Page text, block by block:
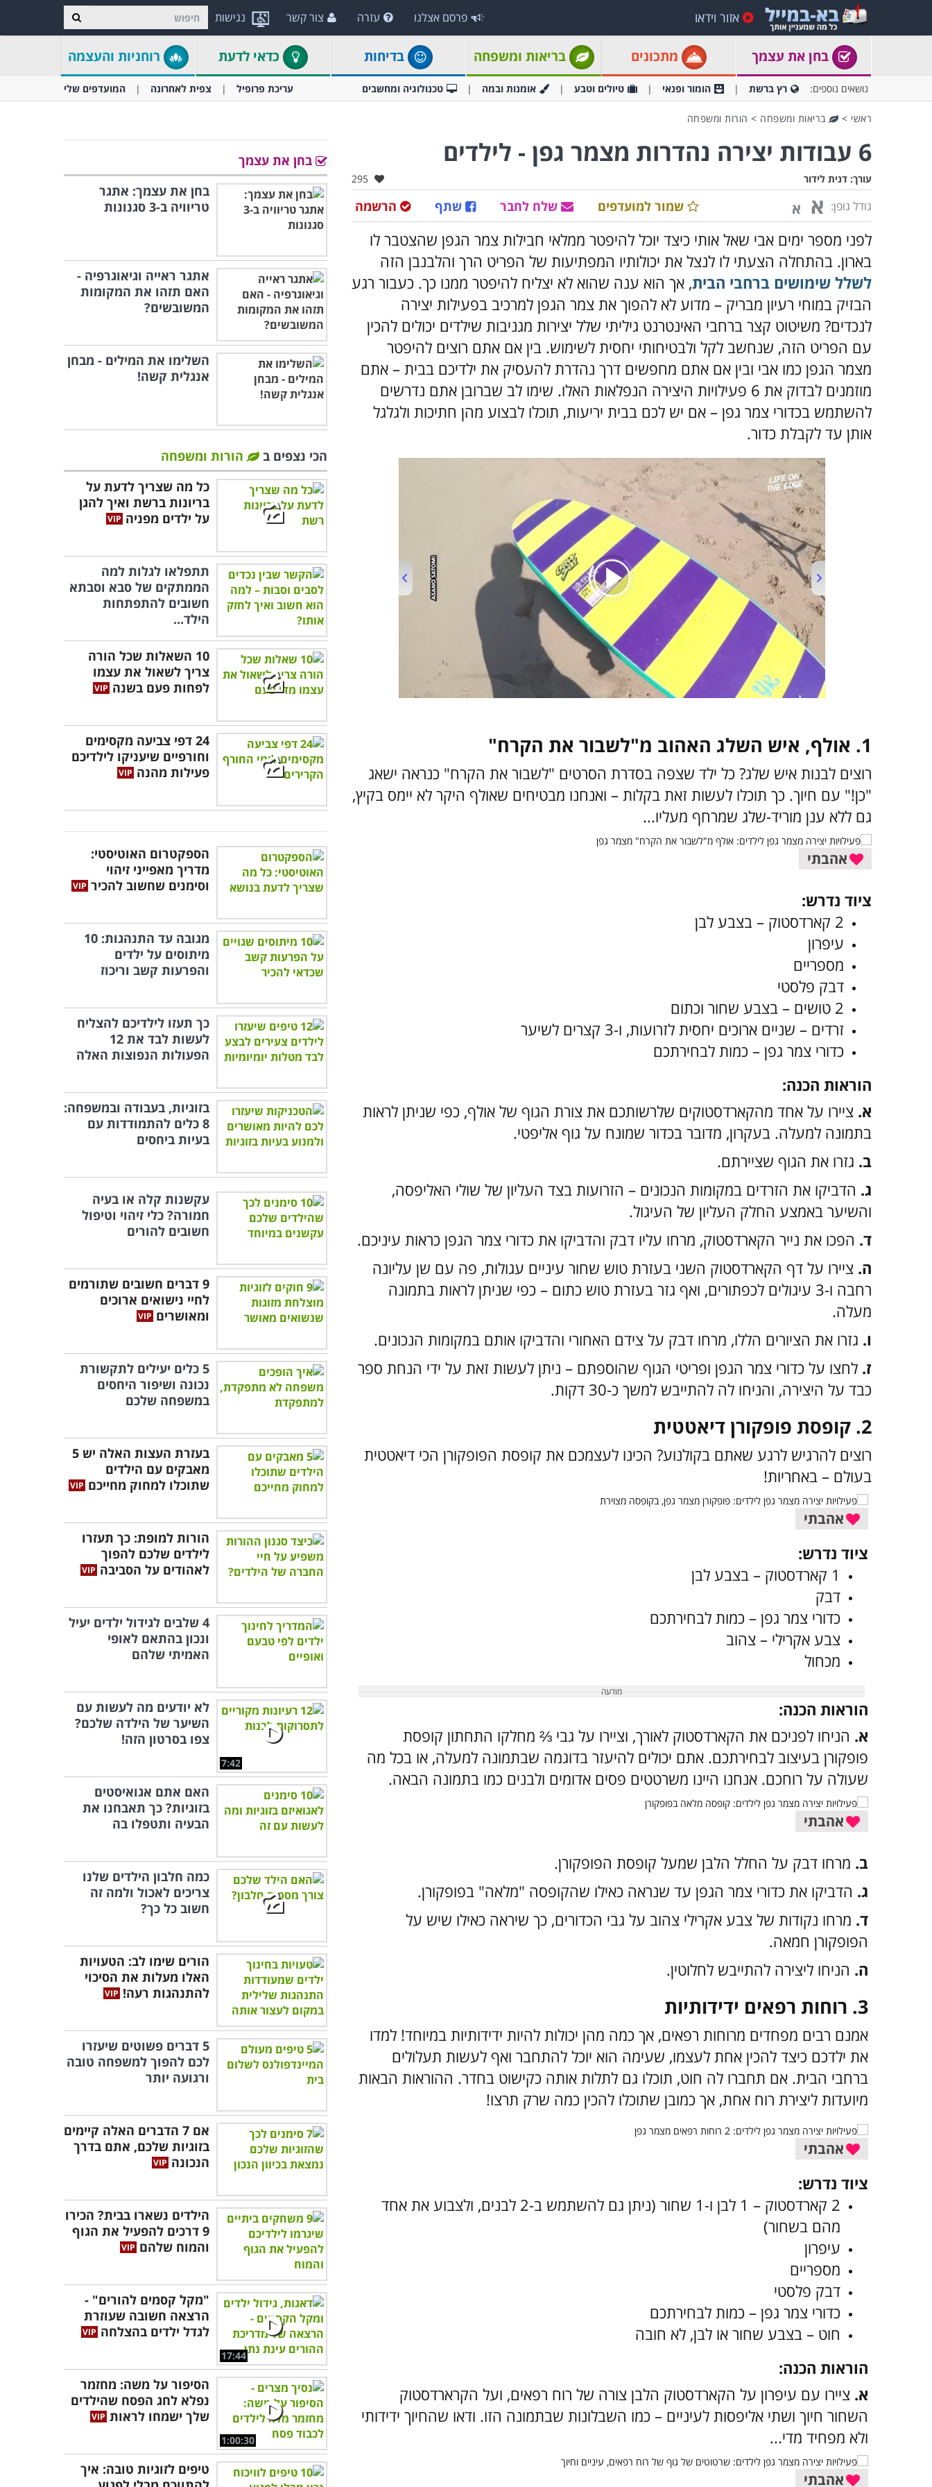
נגישות אזור וידאו פרסם אצלנו עזרה צור קשר
בחן את עצמך מתכונים בריאות ומשפחה בדיחות כדאי לדעת רוחניות והעצמה
נושאים נוספים: רץ ברשת הומור ופנאי טיולים וטבע אומנות ובמה טכנולוגיה ומחשבים עריכת פרופיל צפית לאחרונה המועדפים שלי
ראשי > בריאות ומשפחה > הורות ומשפחה
6 עבודות יצירה נהדרות מצמר גפן - לילדים
עורך: דנית לידור אהבו:
295
גודל גופן: א א הרשמה שתף שלח לחבר שמור למועדפים
לפני מספר ימים אבי שאל אותי כיצד יוכל להיפטר ממלאי חבילות צמר הגפן שהצטבר לו
בארון. בהתחלה הצעתי לו לנצל את יכולותיו המפתיעות של הפריט הרך והלבנבן הזה
לשלל שימושים ברחבי הבית, אך הוא ענה שהוא לא יצליח להיפטר ממנו כך. כעבור רגע
הבזיק במוחי רעיון מבריק – מדוע לא להפוך את צמר הגפן למרכיב בפעילות יצירה
לנכדים? משיטוט קצר ברחבי האינטרנט גיליתי שלל יצירות מגניבות שילדים יכולים להכין
עם הפריט הזה, שנחשב לקל ולבטיחותי יחסית לשימוש. בין אם אתם רוצים להיפטר
מצמר הגפן כמו אבי ובין אם אתם מחפשים דרך נהדרת להעסיק את ילדיכם בבית – אתם
מוזמנים לבדוק את 6 פעילויות היצירה הנפלאות האלו. שימו לב שברובן אתם נדרשים
להשתמש בכדורי צמר גפן – אם יש לכם בבית יריעות, תוכלו לבצוע מהן חתיכות ולגלגל
אותן עד לקבלת כדור.
03:10
1. אולף, איש השלג האהוב מ"לשבור את הקרח"
רוצים לבנות איש שלג? כל ילד שצפה בסדרת הסרטים "לשבור את הקרח" כנראה ישאג
"כן!" עם חיוך. כך תוכלו לעשות זאת בקלות – ואנחנו מבטיחים שאולף היקר לא יימס בקיץ,
גם ללא ענן מוריד-שלג שמרחף מעליו...
אהבתי
ציוד נדרש:
2 קארדסטוק – בצבע לבן
עיפרון
מספריים
דבק פלסטי
2 טושים – בצבע שחור וכתום
זרדים – שניים ארוכים יחסית לזרועות, ו-3 קצרים לשיער
כדורי צמר גפן – כמות לבחירתכם
הוראות הכנה:
א. ציירו על אחד מהקארדסטוקים שלרשותכם את צורת הגוף של אולף, כפי שניתן לראות
בתמונה למעלה. בעקרון, מדובר בכדור שמונח על גוף אליפטי.
ב. גזרו את הגוף שציירתם.
ג. הדביקו את הזרדים במקומות הנכונים – הזרועות בצד העליון של שולי האליפסה,
והשיער באמצע החלק העליון של העיגול.
ד. הפכו את נייר הקארדסטוק, מרחו עליו דבק והדביקו את כדורי צמר הגפן כראות עיניכם.
ה. ציירו על דף הקארדסטוק השני בעזרת טוש שחור עיניים עגולות, פה עם שן עליונה
רחבה ו-3 עיגולים לכפתורים, ואף גזר בעזרת טוש כתום – כפי שניתן לראות בתמונה
מעלה.
ו. גזרו את הציורים הללו, מרחו דבק על צידם האחורי והדביקו אותם במקומות הנכונים.
ז. לחצו על כדורי צמר הגפן ופריטי הגוף שהוספתם – ניתן לעשות זאת על ידי הנחת ספר
כבד על היצירה, והניחו לה להתייבש למשך כ-30 דקות.
2. קופסת פופקורן דיאטטית
רוצים להרגיש לרגע שאתם בקולנוע? הכינו לעצמכם את קופסת הפופקורן הכי דיאטטית
בעולם – באחריות!
אהבתי
ציוד נדרש:
1 קארדסטוק – בצבע לבן
דבק
כדורי צמר גפן – כמות לבחירתכם
צבע אקרילי – צהוב
מכחול
הוראות הכנה:
א. הניחו לפניכם את הקארדסטוק לאורך, וציירו על גבי ⅔ מחלקו התחתון קופסת
פופקורן בעיצוב לבחירתכם. אתם יכולים להיעזר בדוגמה שבתמונה למעלה, או בכל מה
שעולה על רוחכם. אנחנו היינו משרטטים פסים אדומים ולבנים כמו בתמונה הבאה.
אהבתי
ב. מרחו דבק על החלל הלבן שמעל קופסת הפופקורן.
ג. הדביקו את כדורי צמר הגפן עד שנראה כאילו שהקופסה "מלאה" בפופקורן.
ד. מרחו נקודות של צבע אקרילי צהוב על גבי הכדורים, כך שיראה כאילו שיש על
הפופקורן חמאה.
ה. הניחו ליצירה להתייבש לחלוטין.
3. רוחות רפאים ידידותיות
אמנם רבים מפחדים מרוחות רפאים, אך כמה מהן יכולות להיות ידידותיות במיוחד! למדו
את ילדכם כיצד להכין אחת לעצמו, שעימה הוא יוכל להתחבר ואף לעשות תעלולים
ברחבי הבית. אם תחברו לה חוט, תוכלו גם לתלות אותה כקישוט בחדר. ההוראות הבאות
מיועדות ליצירת רוח אחת, אך כמובן שתוכלו להכין כמה שרק תרצו!
אהבתי
ציוד נדרש:
2 קארדסטוק – 1 לבן ו-1 שחור (ניתן גם להשתמש ב-2 לבנים, ולצבוע את אחד
מהם בשחור)
עיפרון
מספריים
דבק פלסטי
כדורי צמר גפן – כמות לבחירתכם
חוט – בצבע שחור או לבן, לא חובה
הוראות הכנה:
א. ציירו עם עיפרון על הקארדסטוק הלבן צורה של רוח רפאים, ועל הקרארדסטוק
השחור חיוך ושתי אליפסות לעיניים – כמו השבלונות שבתמונה הזו. ודאו שהחיוך ידידותי
ולא מפחיד מדי...
אהבתי
בחן את עצמך
בחן את עצמך: אתגר
טריוויה ב-3 סגנונות
אתגר ראייה וגיאוגרפיה -
האם תזהו את המקומות
המשובשים?
השלימו את המילים - מבחן
אנגלית קשה!
הכי נצפים ב
הורות ומשפחה
כל מה שצריך לדעת על
בריונות ברשת ואיך להגן
על ילדים מפניה
תתפלאו לגלות למה
הממתקים של סבא וסבתא
חשובים להתפתחות
הילד...
10 השאלות שכל הורה
צריך לשאול את עצמו
לפחות פעם בשנה
24 דפי צביעה מקסימים
וחורפיים שיעניקו לילדיכם
פעילות מהנה
הספקטרום האוטיסטי:
מדריך מאפייני זיהוי
וסימנים שחשוב להכיר
מגובה עד התנהגות: 10
מיתוסים על ילדים
והפרעות קשב וריכוז
כך תעזו לילדיכם להצליח
לעשות לבד את 12
הפעולות הנפוצות האלה
בזוגיות, בעבודה ובמשפחה:
8 כלים להתמודדות עם
בעיות ביחסים
עקשנות קלה או בעיה
חמורה? כלי זיהוי וטיפול
חשובים להורים
9 דברים חשובים שתורמים
לחיי נישואים ארוכים
ומאושרים
5 כלים יעילים לתקשורת
נכונה ושיפור היחסים
במשפחה שלכם
בעזרת העצות האלה יש 5
מאבקים עם הילדים
שתוכלו למחוק מחייכם
הורות למופת: כך תעזרו
לילדים שלכם להפוך
לאהודים על הסביבה
4 שלבים לגידול ילדים יעיל
ונכון בהתאם לאופי
האמיתי שלהם
7:42
לא יודעים מה לעשות עם
השיער של הילדה שלכם?
צפו בסרטון הזה!
האם אתם אגואיסטים
בזוגיות? כך תאבחנו את
הבעיה ותטפלו בה
כמה חלבון הילדים שלנו
צריכים לאכול ולמה זה
חשוב כל כך?
הורים שימו לב: הטעויות
האלו מעלות את הסיכוי
להתנהגות רעה!
5 דברים פשוטים שיעזרו
לכם להפוך למשפחה טובה
ורגועה יותר
אם 7 הדברים האלה קיימים
בזוגיות שלכם, אתם בדרך
הנכונה
הילדים נשארו בבית? הכירו
9 דרכים להפעיל את הגוף
והמוח שלהם
17:44
"מקל קסמים להורים" -
הרצאה חשובה שעוזרת
לגדל ילדים בהצלחה
1:00:30
הסיפור על משה: מחזמר
נפלא לחג הפסח שהילדים
שלך ישמחו לראות
טיפים לזוגיות טובה: איך